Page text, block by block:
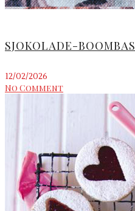
SJOKOLADE-BOOMBAS
12/02/2026
No Comment